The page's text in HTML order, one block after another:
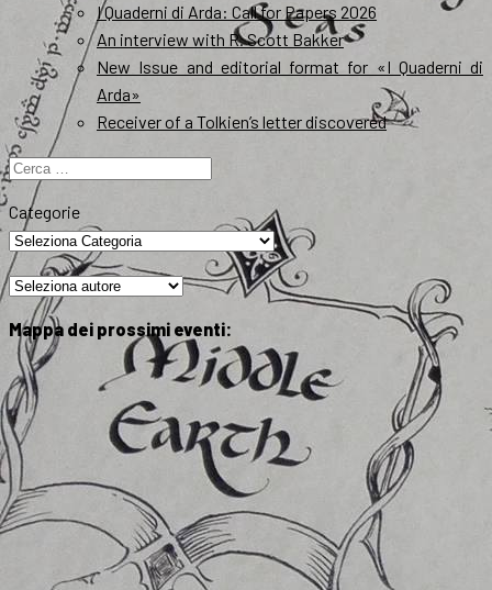
I Quaderni di Arda: Call for Papers 2026
An interview with R. Scott Bakker
New Issue and editorial format for «I Quaderni di
Arda»
Receiver of a Tolkien’s letter discovered
Ricerca
per:
Categorie
Mappa dei prossimi eventi: